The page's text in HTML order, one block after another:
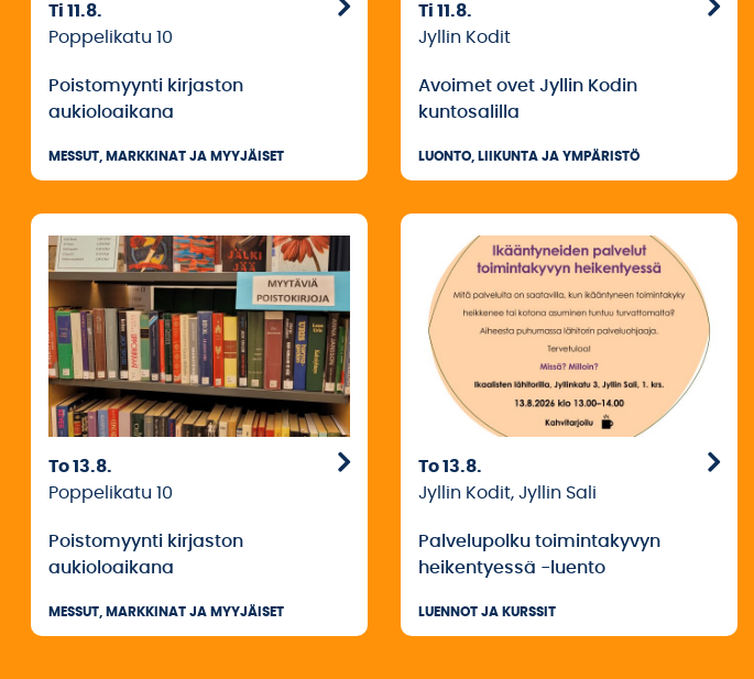
Ti 11.8.
Poppelikatu 10
Poistomyynti kirjaston
aukioloaikana
MESSUT, MARKKINAT JA MYYJÄISET
Ti 11.8.
Jyllin Kodit
Avoimet ovet Jyllin Kodin
kuntosalilla
LUONTO, LIIKUNTA JA YMPÄRISTÖ
To 13.8.
Poppelikatu 10
Poistomyynti kirjaston
aukioloaikana
MESSUT, MARKKINAT JA MYYJÄISET
To 13.8.
Jyllin Kodit, Jyllin Sali
Palvelupolku toimintakyvyn
heikentyessä -luento
LUENNOT JA KURSSIT